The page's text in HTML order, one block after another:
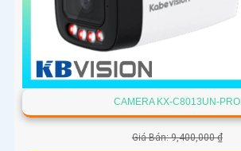
CAMERA KX-C8013UN-PRO
Giá Bán: 9,400,000 ₫